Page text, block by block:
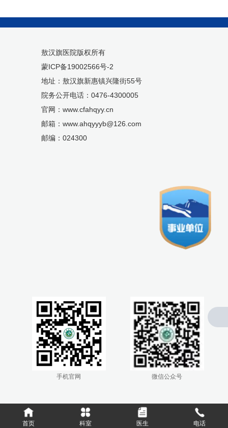
敖汉旗医院版权所有
蒙ICP备19002566号-2
地址：敖汉旗新惠镇兴隆街55号
院务公开电话：0476-4300005
官网：www.cfahqyy.cn
邮箱：www.ahqyyyb@126.com
邮编：024300
0476-4300005
手机官网 微信公众号
首页 科室 医生 电话